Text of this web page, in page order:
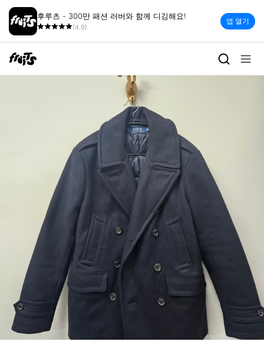
후루츠 - 300만 패션 러버와 함께 디깅해요!
(4.9)
앱 열기